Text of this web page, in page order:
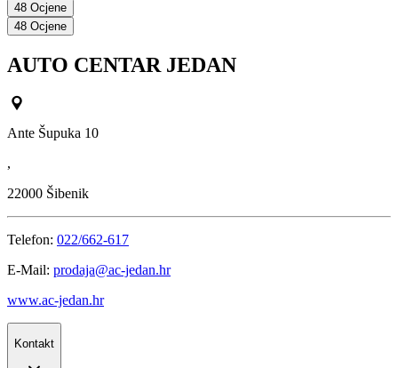
48 Ocjene
48 Ocjene
AUTO CENTAR JEDAN
Ante Šupuka 10
,
22000 Šibenik
Telefon: 022/662-617
E-Mail: prodaja@ac-jedan.hr
www.ac-jedan.hr
Kontakt